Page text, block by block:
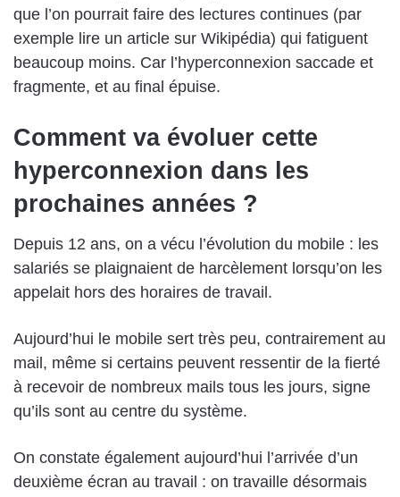
que l’on pourrait faire des lectures continues (par
exemple lire un article sur Wikipédia) qui fatiguent
beaucoup moins. Car l’hyperconnexion saccade et
fragmente, et au final épuise.
Comment va évoluer cette
hyperconnexion dans les
prochaines années ?
Depuis 12 ans, on a vécu l’évolution du mobile : les
salariés se plaignaient de harcèlement lorsqu’on les
appelait hors des horaires de travail.
Aujourd’hui le mobile sert très peu, contrairement au
mail, même si certains peuvent ressentir de la fierté
à recevoir de nombreux mails tous les jours, signe
qu’ils sont au centre du système.
On constate également aujourd’hui l’arrivée d’un
deuxième écran au travail : on travaille désormais